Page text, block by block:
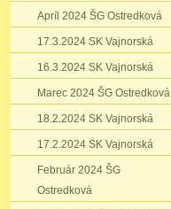
Apríl 2024 ŠG Ostredková
17.3.2024 SK Vajnorská
16.3.2024 SK Vajnorská
Marec 2024 ŠG Ostredková
18.2.2024 SK Vajnorská
17.2.2024 SK Vajnorská
Február 2024 ŠG
Ostredková